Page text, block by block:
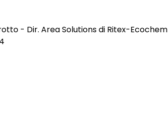
- Dir. Area Solutions di Ritex-Ecochem